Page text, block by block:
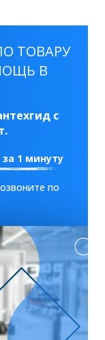
ТОВАРУ
В
с
1 минуту
по